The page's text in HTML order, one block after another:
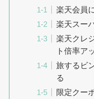
楽天会員
楽天スー
楽天クレ
ト倍率ア
旅するビ
る
限定クー